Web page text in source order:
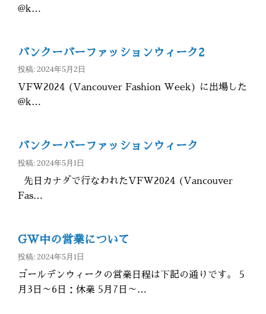
@k…
バンクーバーファッションウィーク2
投稿: 2024年5月2日
VFW2024 (Vancouver Fashion Week) に出場した
@k…
バンクーバーファッションウィーク
投稿: 2024年5月1日
先日カナダで行なわれたVFW2024 (Vancouver
Fas…
GW中の営業について
投稿: 2024年5月1日
ゴールデンウィークの営業日程は下記の通りです。 5
月3日～6日：休業 5月7日～…